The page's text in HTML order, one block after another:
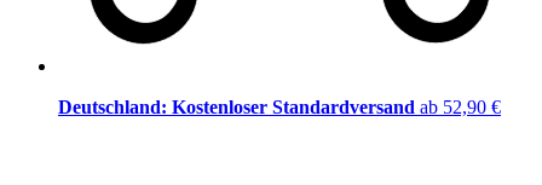
Deutschland: Kostenloser Standardversand ab 52,90 €